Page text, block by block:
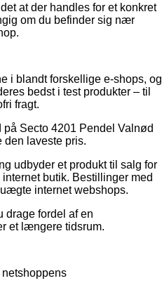
at der handles for et konkret
om du befinder sig nær
i blandt forskellige e-shops, og
bedst i test produkter – til
fragt.
Secto 4201 Pendel Valnød
den laveste pris.
udbyder et produkt til salg for
butik. Bestillinger med
internet webshops.
drage fordel af en
et længere tidsrum.